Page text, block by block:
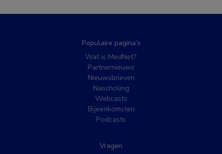
Populaire pagina’s
Wat is MedNet?
Partnernieuws
Nieuwsbrieven
Nascholing
Webcasts
Bijeenkomsten
Podcasts
Vragen